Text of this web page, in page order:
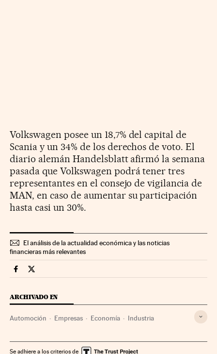
Volkswagen posee un 18,7% del capital de
Scania y un 34% de los derechos de voto. El
diario alemán Handelsblatt afirmó la semana
pasada que Volkswagen podrá tener tres
representantes en el consejo de vigilancia de
MAN, en caso de aumentar su participación
hasta casi un 30%.
El análisis de la actualidad económica y las noticias
financieras más relevantes
Companias Cinco Días en Facebook
Companias Cinco Días en Twitter
ARCHIVADO EN
Automoción Empresas Economía Industria
Se adhiere a los criterios de